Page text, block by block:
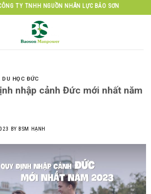
NGUỒN NHÂN LỰC BẢO SƠN
DU HỌC ĐỨC
nhập cảnh Đức mới nhất năm
BY BSM HẠNH